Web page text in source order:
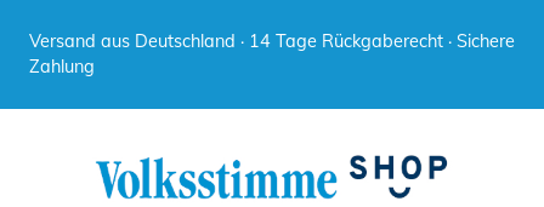
Versand aus Deutschland · 14 Tage Rückgaberecht · Sichere
Zahlung